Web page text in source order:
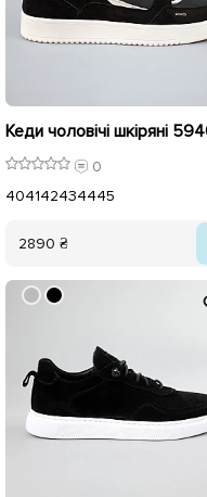
0
404142434445
2890 ₴